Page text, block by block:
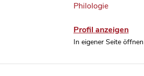
Philologie
Profil anzeigen
In eigener Seite öffnen